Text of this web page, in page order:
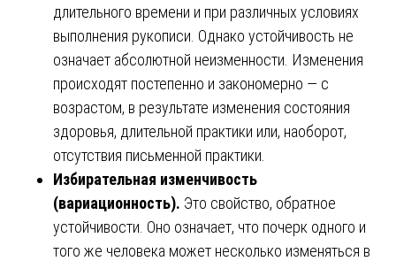
длительного времени и при различных условиях
выполнения рукописи. Однако устойчивость не
означает абсолютной неизменности. Изменения
происходят постепенно и закономерно — с
возрастом, в результате изменения состояния
здоровья, длительной практики или, наоборот,
отсутствия письменной практики.
Избирательная изменчивость
(вариационность). Это свойство, обратное
устойчивости. Оно означает, что почерк одного и
того же человека может несколько изменяться в